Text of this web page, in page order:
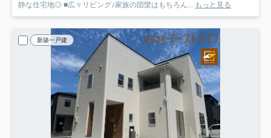
静な住宅地◎ ■広々リビング♪家族の団欒はもちろん... もっと見る
新築一戸建